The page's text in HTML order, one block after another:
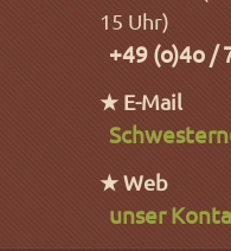
15 Uhr)
+49 (o)4o /
★ E-Mail
★ Web
unser